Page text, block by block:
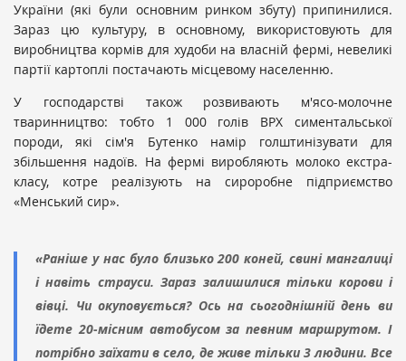
України (які були основним ринком збуту) припинилися.
Зараз цю культуру, в основному, використовують для
виробництва кормів для худоби на власній фермі, невеликі
партії картоплі постачають місцевому населенню.
У господарстві також розвивають м'ясо-молочне
тваринництво: тобто 1 000 голів ВРХ симентальської
породи, які сім'я Бутенко намір голштинізувати для
збільшення надоїв. На фермі виробляють молоко екстра-
класу, котре реалізують на сироробне підприємство
«Менський сир».
«Раніше у нас було близько 200 коней, свині мангалиці
і навіть страуси. Зараз залишилися тільки корови і
вівці. Чи окуповується? Ось на сьогоднішній день ви
їдете 20-місним автобусом за певним маршрутом. І
потрібно заїхати в село, де живе тільки 3 людини. Все